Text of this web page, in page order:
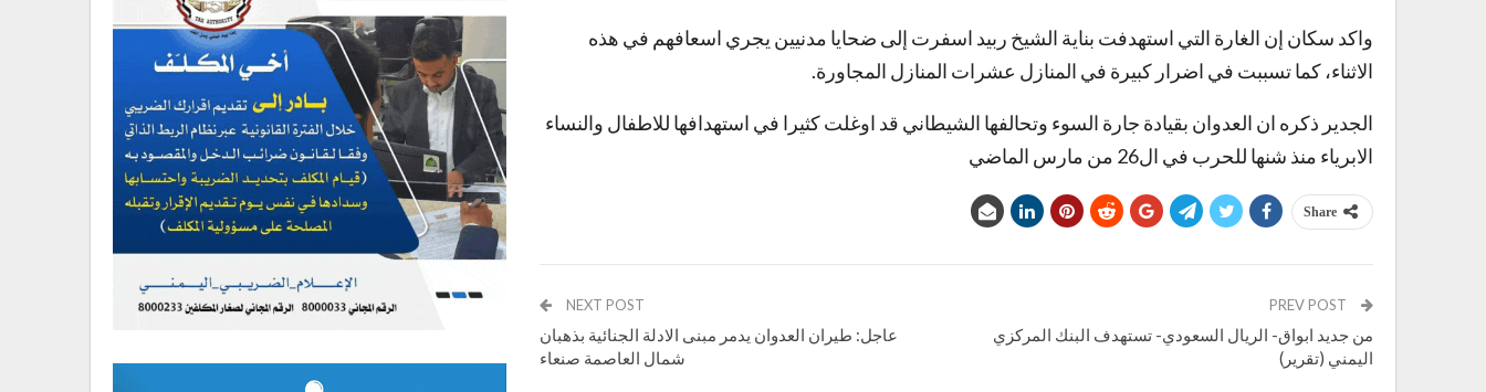
واكد سكان إن الغارة التي استهدفت بناية الشيخ ربيد اسفرت إلى ضحايا مدنيين يجري اسعافهم في هذه
الاثناء، كما تسببت في اضرار كبيرة في المنازل عشرات المنازل المجاورة.
الجدير ذكره ان العدوان بقيادة جارة السوء وتحالفها الشيطاني قد اوغلت كثيرا في استهدافها للاطفال والنساء
الابرياء منذ شنها للحرب في ال26 من مارس الماضي
Share
من جديد ابواق- الريال السعودي- تستهدف البنك المركزي
اليمني (تقرير)
NEXT POST
عاجل: طيران العدوان يدمر مبنى الادلة الجنائية بذهبان
شمال العاصمة صنعاء